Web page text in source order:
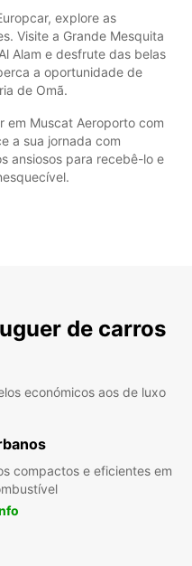
explore as
Visite a Grande Mesquita
Alam e desfrute das belas
a oportunidade de
de Omã.
em Muscat Aeroporto com
a sua jornada com
ansiosos para recebê-lo e
de carros
económicos aos de luxo
compactos e eficientes em